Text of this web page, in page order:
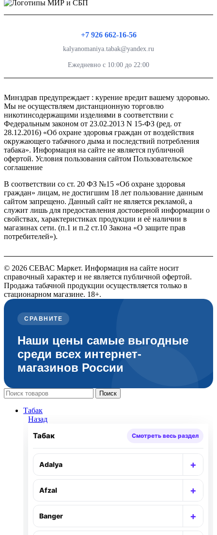
+7 926 662-16-56
kalyanomaniya.tabak@yandex.ru
Ежедневно с 10:00 до 22:00
Минздрав предупреждает : курение вредит вашему здоровью.
Мы не осуществляем дистанционную торговлю
никотинсодержащими изделиями в соответствии с
Федеральным законом от 23.02.2013 N 15-ФЗ (ред. от
28.12.2016) «Об охране здоровья граждан от воздействия
окружающего табачного дыма и последствий потребления
табака». Информация на сайте не является публичной
офертой. Условия пользования сайтом Пользовательское
соглашение
В соответствии со ст. 20 ФЗ №15 «Об охране здоровья
граждан» лицам, не достигшим 18 лет пользование данным
сайтом запрещено. Данный сайт не является рекламой, а
служит лишь для предоставления достоверной информации о
свойствах, характеристиках продукции и её наличии в
магазинах сети. (п.1 и п.2 ст.10 Закона «О защите прав
потребителей»).
© 2026 СЕВАС Маркет. Информация на сайте носит
справочный характер и не является публичной офертой.
Продажа табачной продукции осуществляется только в
стационарном магазине. 18+.
СРАВНИТЕ
Наши цены самые выгодные
среди всех интернет-
магазинов России
Поиск
Табак
Назад
Табак Смотреть весь раздел
Adalya +
Afzal +
Banger +